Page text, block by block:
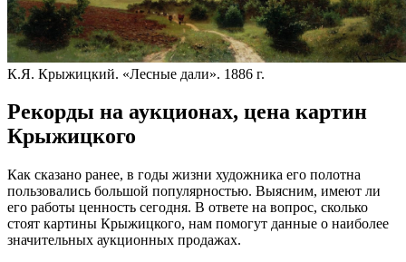
К.Я. Крыжицкий. «Лесные дали». 1886 г.
Рекорды на аукционах, цена картин
Крыжицкого
Как сказано ранее, в годы жизни художника его полотна
пользовались большой популярностью. Выясним, имеют ли
его работы ценность сегодня. В ответе на вопрос, сколько
стоят картины Крыжицкого, нам помогут данные о наиболее
значительных аукционных продажах.